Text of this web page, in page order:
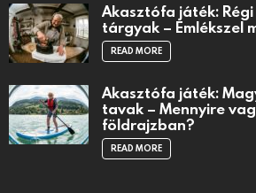
Akasztófa játék:
tárgyak – Emlékszel
READ MORE
Akasztófa játék:
tavak – Mennyire
földrajzban?
READ MORE